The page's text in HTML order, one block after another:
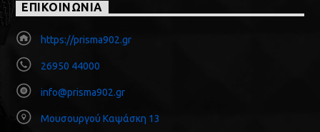
ΕΠΙΚΟΙΝΩΝΙΑ
https://prisma902.gr
26950 44000
info@prisma902.gr
Μουσουργού Καψάσκη 13